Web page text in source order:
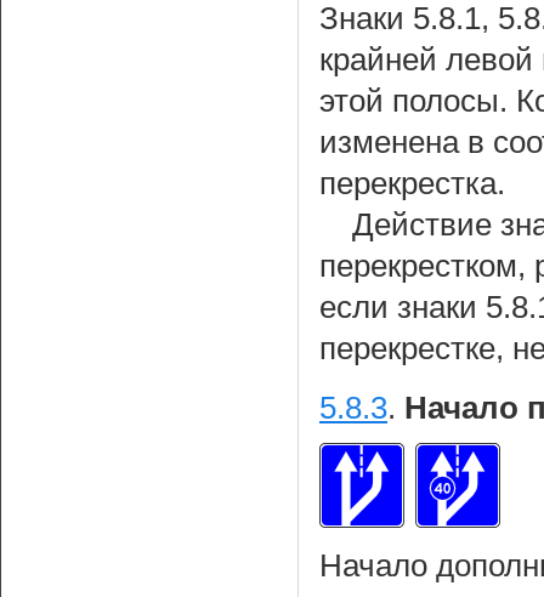
Знаки 5.8.1,
крайней
этой полосы.
изменена в
перекрестка.
Действие
перекрестком,
если знаки
перекрестке,
5.8.3. Начало
Начало